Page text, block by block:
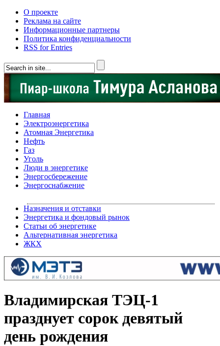
О проекте
Реклама на сайте
Информационные партнеры
Политика конфиденциальности
RSS for Entries
Главная
Электроэнергетика
Атомная Энергетика
Нефть
Газ
Уголь
Люди в энергетике
Энергосбережение
Энергоснабжение
Назначения и отставки
Энергетика и фондовый рынок
Статьи об энергетике
Альтернативная энергетика
ЖКХ
Владимирская ТЭЦ-1
празднует сорок девятый
день рождения